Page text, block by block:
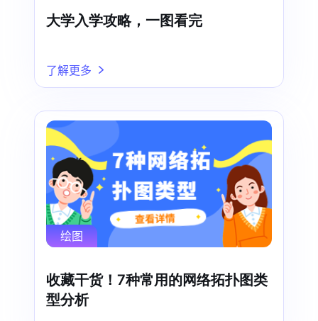
大学入学攻略，一图看完
了解更多
绘图
收藏干货！7种常用的网络拓扑图类
型分析